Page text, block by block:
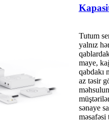
Tutum
yalnız
maye,
qabdakı
az təsir
sənaye
məsafəsi